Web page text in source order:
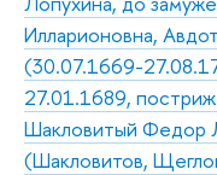
Илларионовна,
(30.07.1669-
27.01.1689,
Шакловитый Федор
(Шакловитов,